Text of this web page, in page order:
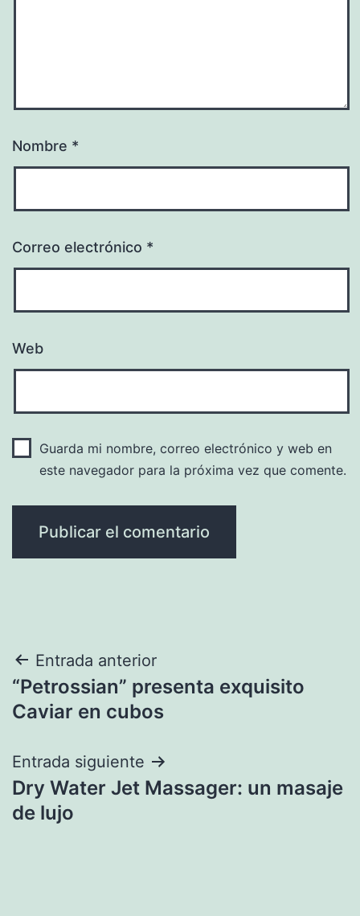
Nombre *
Correo electrónico *
Web
Guarda mi nombre, correo electrónico y web en
este navegador para la próxima vez que comente.
Navegación
de
Entrada anterior
“Petrossian” presenta exquisito
Caviar en cubos
Entrada siguiente
Dry Water Jet Massager: un masaje
de lujo